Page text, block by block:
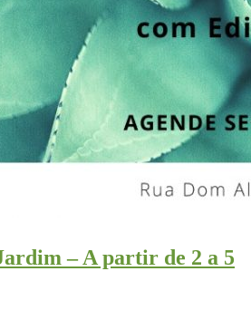
– A partir de 2 a 5